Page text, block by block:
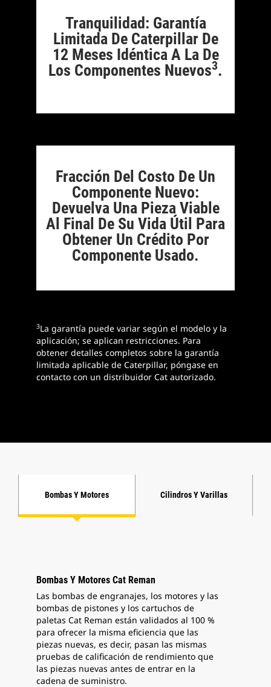
Tranquilidad: Garantía
Limitada De Caterpillar De
12 Meses Idéntica A La De
Los Componentes Nuevos3.
Fracción Del Costo De Un
Componente Nuevo:
Devuelva Una Pieza Viable
Al Final De Su Vida Útil Para
Obtener Un Crédito Por
Componente Usado.
3La garantía puede variar según el modelo y la
aplicación; se aplican restricciones. Para
obtener detalles completos sobre la garantía
limitada aplicable de Caterpillar, póngase en
contacto con un distribuidor Cat autorizado.
Bombas Y Motores Cilindros Y Varillas
Bombas Y Motores Cat Reman
Las bombas de engranajes, los motores y las
bombas de pistones y los cartuchos de
paletas Cat Reman están validados al 100 %
para ofrecer la misma eficiencia que las
piezas nuevas, es decir, pasan las mismas
pruebas de calificación de rendimiento que
las piezas nuevas antes de entrar en la
cadena de suministro.